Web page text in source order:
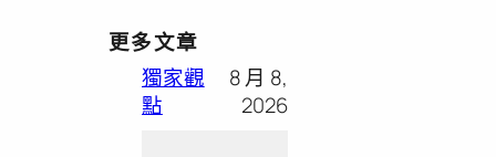
更多文章
獨家觀
點
8 月 8,
2026